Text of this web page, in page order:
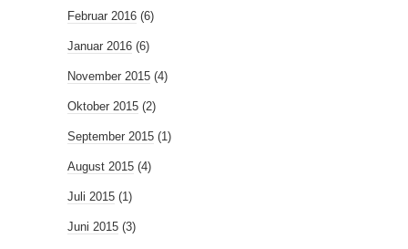
Februar 2016 (6)
Januar 2016 (6)
November 2015 (4)
Oktober 2015 (2)
September 2015 (1)
August 2015 (4)
Juli 2015 (1)
Juni 2015 (3)